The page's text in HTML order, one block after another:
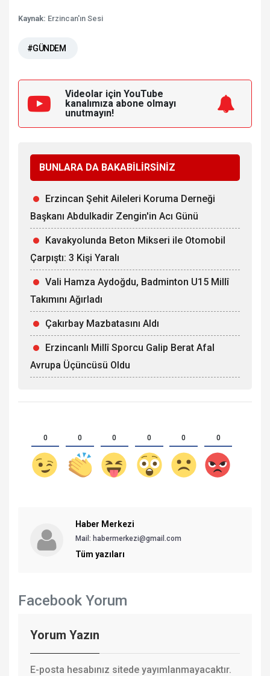
Kaynak: Erzincan'ın Sesi
#GÜNDEM
Videolar için YouTube
kanalımıza abone olmayı
unutmayın!
BUNLARA DA BAKABİLİRSİNİZ
Erzincan Şehit Aileleri Koruma Derneği
Başkanı Abdulkadir Zengin'in Acı Günü
Kavakyolunda Beton Mikseri ile Otomobil
Çarpıştı: 3 Kişi Yaralı
Vali Hamza Aydoğdu, Badminton U15 Millî
Takımını Ağırladı
Çakırbay Mazbatasını Aldı
Erzincanlı Millî Sporcu Galip Berat Afal
Avrupa Üçüncüsü Oldu
0 0 0 0 0 0
Haber Merkezi
Mail: habermerkezi@gmail.com
Tüm yazıları
Facebook Yorum
Yorum Yazın
E-posta hesabınız sitede yayımlanmayacaktır.